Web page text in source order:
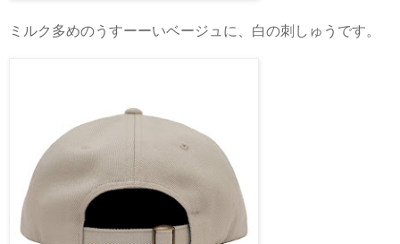
ミルク多めのうすーーいベージュに、白の刺しゅうです。